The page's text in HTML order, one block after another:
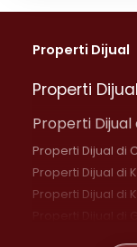
Properti Dijual
Properti
Properti
Properti Dijual di
Properti Dijual di
Properti Dijual di